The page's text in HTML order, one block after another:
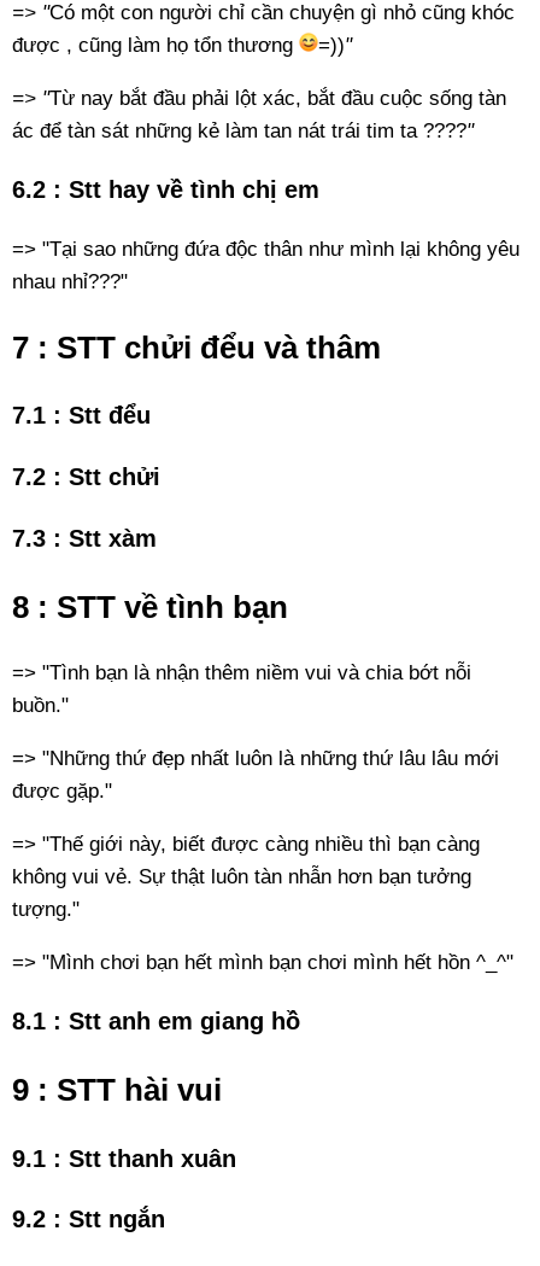
=> "Có một con người chỉ cần chuyện gì nhỏ cũng khóc
được , cũng làm họ tổn thương
=))"
=> "Từ nay bắt đầu phải lột xác, bắt đầu cuộc sống tàn
ác để tàn sát những kẻ làm tan nát trái tim ta ????"
6.2 : Stt hay về tình chị em
=> "Tại sao những đứa độc thân như mình lại không yêu
nhau nhỉ???"
7 : STT chửi đểu và thâm
7.1 : Stt đểu
7.2 : Stt chửi
7.3 : Stt xàm
8 : STT về tình bạn
=> "Tình bạn là nhận thêm niềm vui và chia bớt nỗi
buồn."
=> "Những thứ đẹp nhất luôn là những thứ lâu lâu mới
được gặp."
=> "Thế giới này, biết được càng nhiều thì bạn càng
không vui vẻ. Sự thật luôn tàn nhẫn hơn bạn tưởng
tượng."
=> "Mình chơi bạn hết mình bạn chơi mình hết hồn ^_^"
8.1 : Stt anh em giang hồ
9 : STT hài vui
9.1 : Stt thanh xuân
9.2 : Stt ngắn